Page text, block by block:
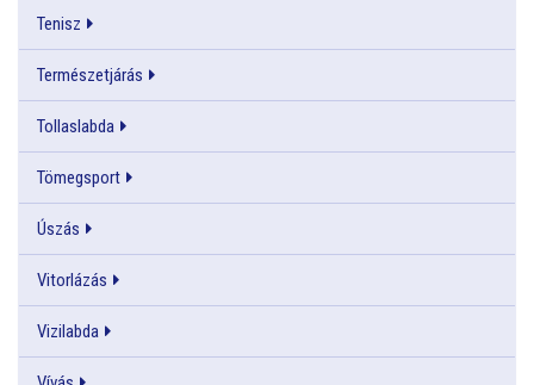
Tenisz
Természetjárás
Tollaslabda
Tömegsport
Úszás
Vitorlázás
Vizilabda